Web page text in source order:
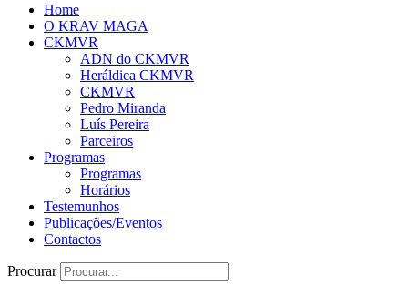
Home
O KRAV MAGA
CKMVR
ADN do CKMVR
Heráldica CKMVR
CKMVR
Pedro Miranda
Luís Pereira
Parceiros
Programas
Programas
Horários
Testemunhos
Publicações/Eventos
Contactos
Procurar